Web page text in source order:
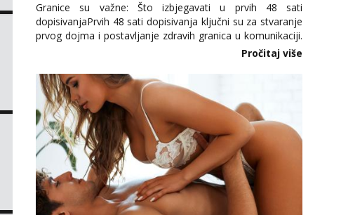
Granice su važne: Što izbjegavati u prvih 48 sati
dopisivanjaPrvih 48 sati dopisivanja ključni su za stvaranje
prvog dojma i postavljanje zdravih granica u komunikaciji.
Važno je izbjeći prebrzo otkrivanje osobnih ili intimnih
informacija, jer nepoznata osoba još nije zaslužila to
povjerenje. Takođe...
Pročitaj više